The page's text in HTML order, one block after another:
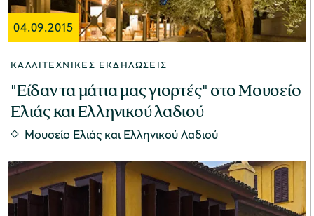
ομάδες
προγράμματα
εισιτήρια
εισιτηρίων
04.09.2015
ΚΑΛΛΙΤΕΧΝΙΚΈΣ ΕΚΔΗΛΏΣΕΙΣ
"Είδαν τα μάτια μας γιορτές" στο Μουσείο
Ελιάς και Ελληνικού λαδιού
Μουσείο Ελιάς και Ελληνικού Λαδιού